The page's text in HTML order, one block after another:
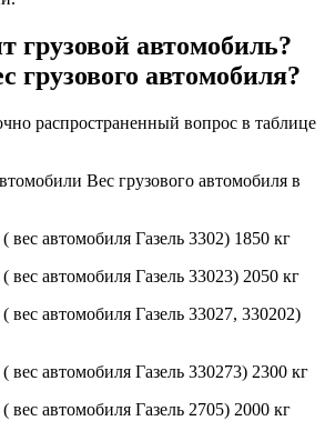
грузовой автомобиль?
грузового автомобиля?
распространенный вопрос в таблице
Вес грузового автомобиля в
вес автомобиля Газель 3302) 1850 кг
вес автомобиля Газель 33023) 2050 кг
вес автомобиля Газель 33027, 330202)
вес автомобиля Газель 330273) 2300 кг
вес автомобиля Газель 2705) 2000 кг